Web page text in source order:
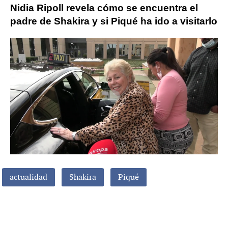
Nidia Ripoll revela cómo se encuentra el
padre de Shakira y si Piqué ha ido a visitarlo
actualidad Shakira Piqué